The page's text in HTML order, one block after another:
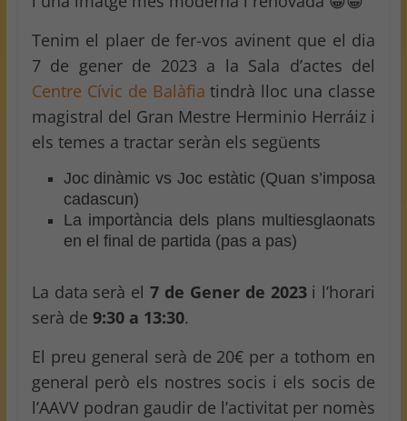
Tenim el plaer de fer-vos avinent que el dia
7 de gener de 2023 a la Sala d’actes del
Centre Cívic de Balàfia tindrà lloc una classe
magistral del Gran Mestre Herminio Herráiz i
els temes a tractar seràn els següents
Joc dinàmic vs Joc estàtic (Quan s’imposa
cadascun)
La importància dels plans multiesglaonats
en el final de partida (pas a pas)
La data serà el7 de Gener de 2023i l’horari
serà de 9:30 a 13:30.
El preu general serà de 20€ per a tothom en
general però els nostres socis i els socis de
l’AAVV podran gaudir de l’activitat per nomès